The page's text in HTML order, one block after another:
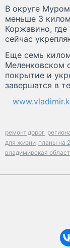
В округе
меньше 3
Коржавино,
сейчас
Еще семь
Меленковском
покрытие и
завершатся в
ремонт дорог
для жизни планы на
владимирская